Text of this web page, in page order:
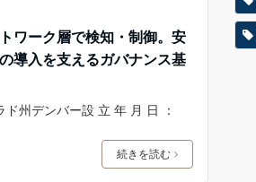
ワーク層で検知・制御。安
導入を支えるガバナンス基
州デンバー設 立 年 月 日 ：
続きを読む